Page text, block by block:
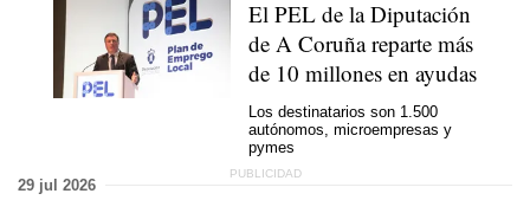
El PEL de la Diputación
de A Coruña reparte más
de 10 millones en ayudas
Los destinatarios son 1.500
autónomos, microempresas y
pymes
29 jul 2026